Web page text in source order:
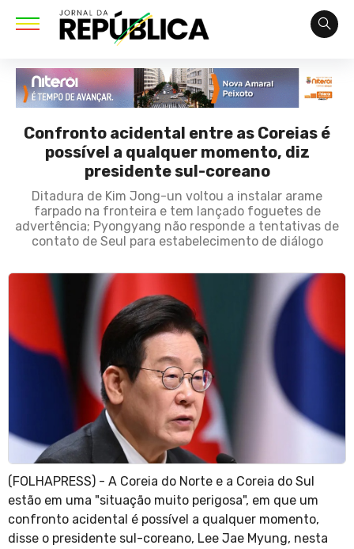
Confronto acidental entre as Coreias é
possível a qualquer momento, diz
presidente sul-coreano
Ditadura de Kim Jong-un voltou a instalar arame
farpado na fronteira e tem lançado foguetes de
advertência; Pyongyang não responde a tentativas de
contato de Seul para estabelecimento de diálogo
(FOLHAPRESS) - A Coreia do Norte e a Coreia do Sul
estão em uma "situação muito perigosa", em que um
confronto acidental é possível a qualquer momento,
disse o presidente sul-coreano, Lee Jae Myung, nesta